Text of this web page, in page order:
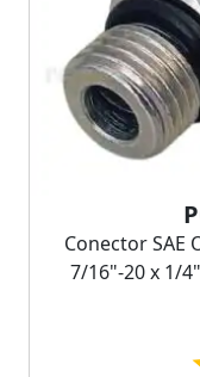
Conector SAE
7/16"-20 x 1/